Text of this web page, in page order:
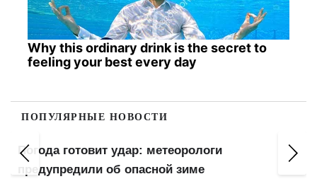
Why this ordinary drink is the secret to
feeling your best every day
ПОПУЛЯРНЫЕ НОВОСТИ
Погода готовит удар: метеорологи
предупредили об опасной зиме